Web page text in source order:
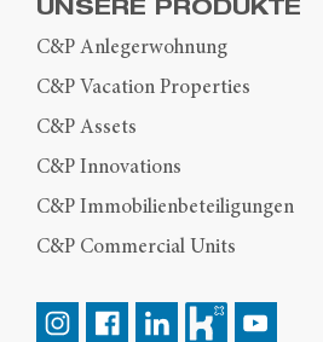
UNSERE PRODUKTE
C&P Anlegerwohnung
C&P Vacation Properties
C&P Assets
C&P Innovations
C&P Immobilienbeteiligungen
C&P Commercial Units